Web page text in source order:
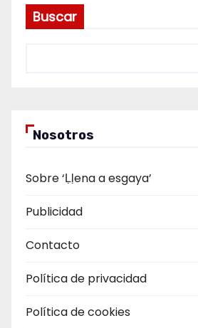
Buscar
Nosotros
Sobre ‘Ḷḷena a esgaya’
Publicidad
Contacto
Política de privacidad
Política de cookies